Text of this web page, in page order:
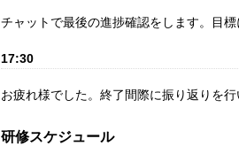
チャットで最後の進捗確認をします。目
17:30
お疲れ様でした。終了間際に振り返りを
研修スケジュール